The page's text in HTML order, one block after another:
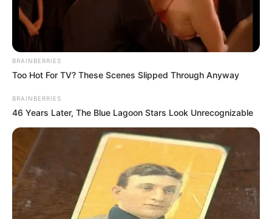
BRAINBERRIES
Too Hot For TV? These Scenes Slipped Through Anyway
BRAINBERRIES
46 Years Later, The Blue Lagoon Stars Look Unrecognizable